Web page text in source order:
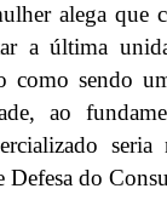
alega
a última
sendo
ao
seria
Defesa do